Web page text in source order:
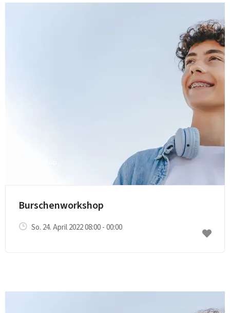
Burschenworkshop
So. 24. April 2022 08:00 - 00:00